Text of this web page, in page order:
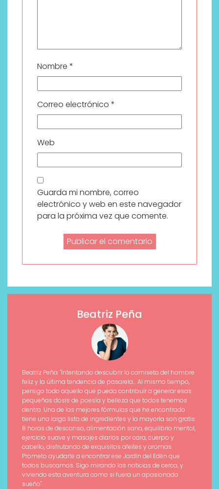
Nombre *
Correo electrónico *
Web
Guarda mi nombre, correo
electrónico y web en este navegador
para la próxima vez que comente.
Beatriz Peña
Beatriz Peña: "Intentando descubrir la camiseta del hombre
feliz y la última tendencia de pasarela... Al mismo tiempo,
persigo todo aquello que pueda contribuir a generar esas
pequeñas dosis de poesía y belleza que todos tenemos
dentro. Una de las mejores fórmulas que he encontrado
tiene una larga lista de ingredientes y la mayoría son gratis:
8 horas de descanso, alimentación sana, equilibrio mental,
ejercicio suave y masajes diarios por cara, cuerpo y
cabello, disfrutando de exquisitos afeites y aromas.
Prometo ayudarte a encontrar ese Jardín del Edén que
todos buscamos. Sigo mirando las noticias de cerca, y
viviendo esta aventura como si fuera un apasionado
sueño".